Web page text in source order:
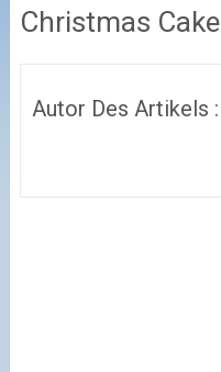
Christmas Cake
Autor Des Artikels :